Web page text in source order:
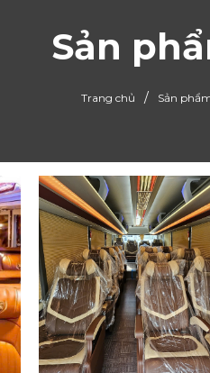
Sản
Trang chủ / Sản